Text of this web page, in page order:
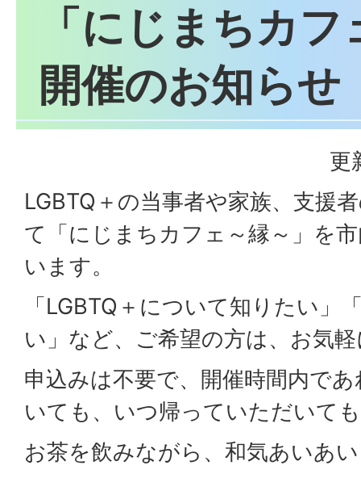
「にじまちカ
開催のお知らせ
更
LGBTQ＋の当事者や家族、支援
て「にじまちカフェ～縁～」を
います。
「LGBTQ＋について知りたい」
い」など、ご希望の方は、お気
申込みは不要で、開催時間内で
いても、いつ帰っていただいて
お茶を飲みながら、和気あいあ